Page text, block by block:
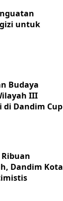
untuk
Budaya
III
di Dandim Cup
Dandim Kota